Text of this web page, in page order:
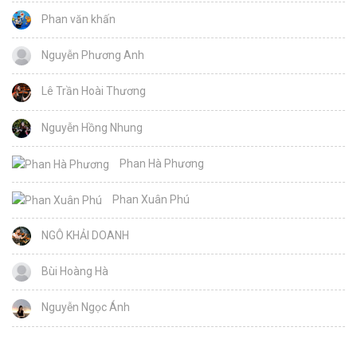
Phan văn khấn
Nguyễn Phương Anh
Lê Trần Hoài Thương
Nguyễn Hồng Nhung
Phan Hà Phương
Phan Xuân Phú
NGÔ KHẢI DOANH
Bùi Hoàng Hà
Nguyễn Ngọc Ánh